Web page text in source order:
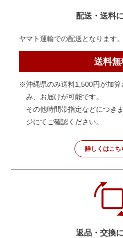
配送・送料
ヤマト運輸での配送となります。
送料無
※沖縄県のみ送料1,500円が加算
み、お届けが可能です。
その他時間帯指定などにつき
ジにてご確認ください。
詳しくはこち
返品・交換